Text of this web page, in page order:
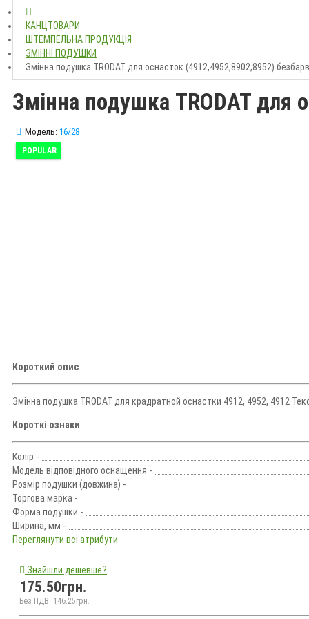
КАНЦТОВАРИ
ШТЕМПЕЛЬНА ПРОДУКЦІЯ
ЗМІННІ ПОДУШКИ
Змінна подушка TRODAT для оснасток (4912,4952,8902,8952)
Змінна подушка TRODAT для
Модель: 16/28
POPULAR
Короткий опис
Змінна подушка TRODAT для крадратной оснастки 4912, 4952, 4912
Короткі ознаки
Колір -
Модель відповідного оснащення -
Розмір подушки (довжина) -
Торгова марка -
Форма подушки -
Ширина, мм -
Переглянути всі атрибути
Знайшли дешевше?
175.50грн.
Без ПДВ: 146.25грн.